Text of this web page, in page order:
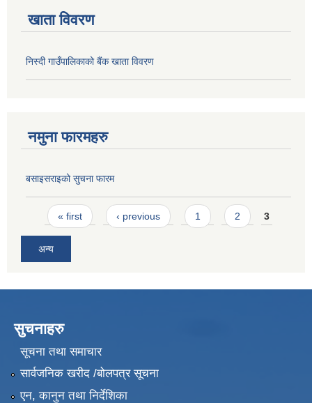
खाता विवरण
निस्दी गाउँपालिकाको बैंक खाता विवरण
नमुना फारमहरु
बसाइसराइको सुचना फारम
Pages
« first ‹ previous 1 2 3
अन्य
सुचनाहरु
सूचना तथा समाचार
सार्वजनिक खरीद /बोलपत्र सूचना
एन, कानुन तथा निर्देशिका